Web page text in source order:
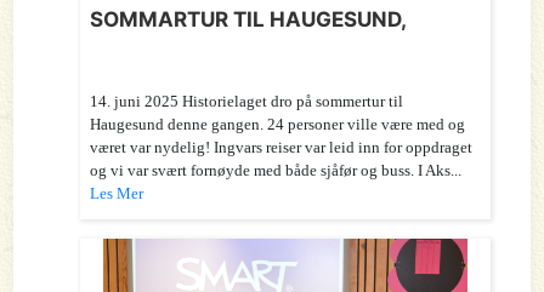
SOMMARTUR TIL HAUGESUND,
14. juni 2025 Historielaget dro på sommertur til
Haugesund denne gangen. 24 personer ville være med og
været var nydelig! Ingvars reiser var leid inn for oppdraget
og vi var svært fornøyde med både sjåfør og buss. I Aks...
Les Mer